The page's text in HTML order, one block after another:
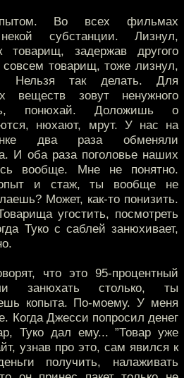
Во всех фильмах
субстанции. Лизнул,
задержав другого
товарищ, тоже лизнул,
Нельзя так делать. Для
веществ зовут ненужного
понюхай. Доложишь о
нюхают, мрут. У нас на
два раза обменяли
И оба раза поголовье наших
вообще. Мне не понятно.
и стаж, ты вообще не
Может, как-то понизить.
угостить, посмотреть
Туко с саблей занюхивает,
что это 95-процентный
занюхать столько, ты
копыта. По-моему. У меня
Когда Джесси попросил денег
Туко дал ему... ”Товар уже
узнав про это, сам явился к
получить, налаживать